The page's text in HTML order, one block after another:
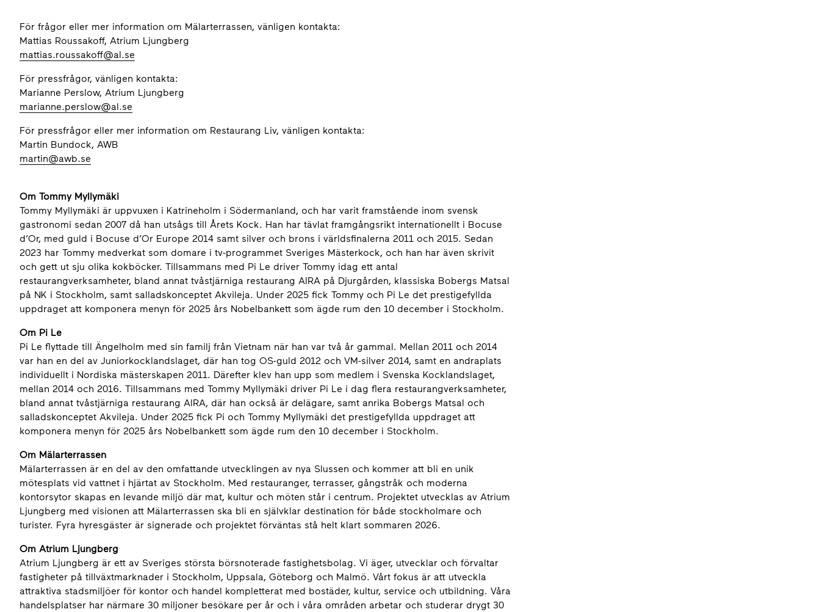
För frågor eller mer information om Mälarterrassen, vänligen kontakta:
Mattias Roussakoff, Atrium Ljungberg
mattias.roussakoff@al.se
För pressfrågor, vänligen kontakta:
Marianne Perslow, Atrium Ljungberg
marianne.perslow@al.se
För pressfrågor eller mer information om Restaurang Liv, vänligen kontakta:
Martin Bundock, AWB
martin@awb.se
Om Tommy Myllymäki
Tommy Myllymäki är uppvuxen i Katrineholm i Södermanland, och har varit framstående inom svensk
gastronomi sedan 2007 då han utsågs till Årets Kock. Han har tävlat framgångsrikt internationellt i Bocuse
d’Or, med guld i Bocuse d’Or Europe 2014 samt silver och brons i världsfinalerna 2011 och 2015. Sedan
2023 har Tommy medverkat som domare i tv-programmet Sveriges Mästerkock, och han har även skrivit
och gett ut sju olika kokböcker. Tillsammans med Pi Le driver Tommy idag ett antal
restaurangverksamheter, bland annat tvåstjärniga restaurang AIRA på Djurgården, klassiska Bobergs Matsal
på NK i Stockholm, samt salladskonceptet Akvileja. Under 2025 fick Tommy och Pi Le det prestigefyllda
uppdraget att komponera menyn för 2025 års Nobelbankett som ägde rum den 10 december i Stockholm.
Om Pi Le
Pi Le flyttade till Ängelholm med sin familj från Vietnam när han var två år gammal. Mellan 2011 och 2014
var han en del av Juniorkocklandslaget, där han tog OS-guld 2012 och VM-silver 2014, samt en andraplats
individuellt i Nordiska mästerskapen 2011. Därefter klev han upp som medlem i Svenska Kocklandslaget,
mellan 2014 och 2016. Tillsammans med Tommy Myllymäki driver Pi Le i dag flera restaurangverksamheter,
bland annat tvåstjärniga restaurang AIRA, där han också är delägare, samt anrika Bobergs Matsal och
salladskonceptet Akvileja. Under 2025 fick Pi och Tommy Myllymäki det prestigefyllda uppdraget att
komponera menyn för 2025 års Nobelbankett som ägde rum den 10 december i Stockholm.
Om Mälarterrassen
Mälarterrassen är en del av den omfattande utvecklingen av nya Slussen och kommer att bli en unik
mötesplats vid vattnet i hjärtat av Stockholm. Med restauranger, terrasser, gångstråk och moderna
kontorsytor skapas en levande miljö där mat, kultur och möten står i centrum. Projektet utvecklas av Atrium
Ljungberg med visionen att Mälarterrassen ska bli en självklar destination för både stockholmare och
turister. Fyra hyresgäster är signerade och projektet förväntas stå helt klart sommaren 2026.
Om Atrium Ljungberg
Atrium Ljungberg är ett av Sveriges största börsnoterade fastighetsbolag. Vi äger, utvecklar och förvaltar
fastigheter på tillväxtmarknader i Stockholm, Uppsala, Göteborg och Malmö. Vårt fokus är att utveckla
attraktiva stadsmiljöer för kontor och handel kompletterat med bostäder, kultur, service och utbildning. Våra
handelsplatser har närmare 30 miljoner besökare per år och i våra områden arbetar och studerar drygt 30